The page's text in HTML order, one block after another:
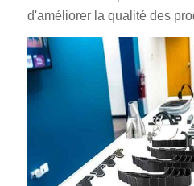
d'améliorer la qualité des